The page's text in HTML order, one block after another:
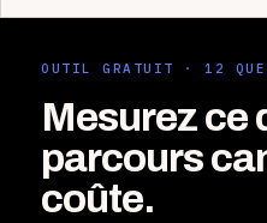
OUTIL GRATUIT · 12
Mesurez ce
parcours
coûte.